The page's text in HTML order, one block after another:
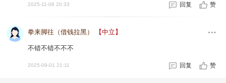
2025-11-08 20:33 回复 赞
拳来脚往（借钱拉黑） 【中立】
不错不错不不不
2025-09-01 21:11 回复 赞